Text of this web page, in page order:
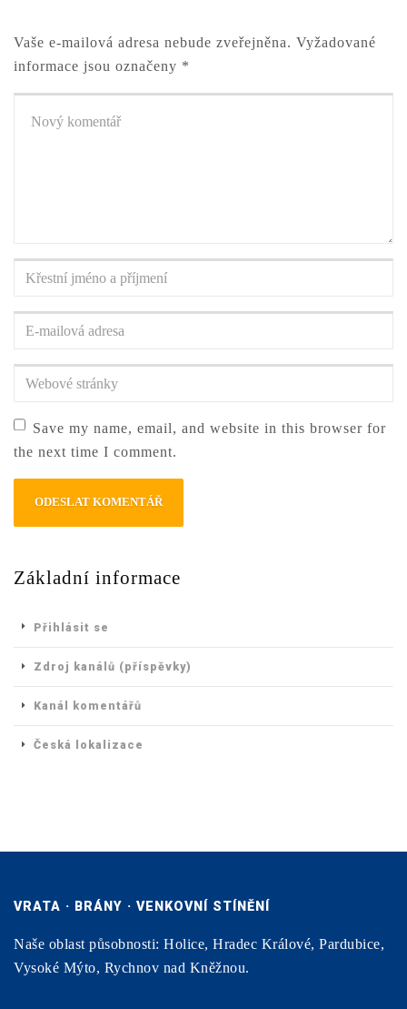
Vaše e-mailová adresa nebude zveřejněna. Vyžadované
informace jsou označeny *
komentář*
Křestní
a
příjmení*
adresa*
Save my name, email, and website in this browser for
the next time I comment.
Základní informace
Přihlásit se
Zdroj kanálů (příspěvky)
Kanál komentářů
Česká lokalizace
VRATA · BRÁNY · VENKOVNÍ STÍNĚNÍ
Naše oblast působnosti: Holice, Hradec Králové, Pardubice,
Vysoké Mýto, Rychnov nad Kněžnou.